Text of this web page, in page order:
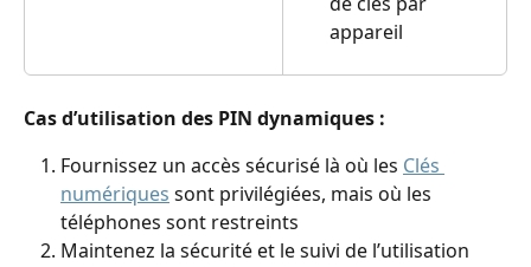
appareil
Cas d’utilisation des PIN dynamiques :
Fournissez un accès sécurisé là où les Clés
numériques sont privilégiées, mais où les
téléphones sont restreints
Maintenez la sécurité et le suivi de l’utilisation